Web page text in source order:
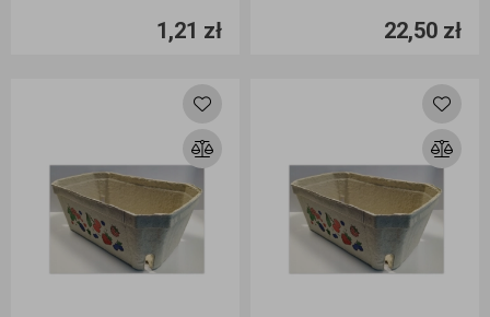
1,21 zł 22,50 zł